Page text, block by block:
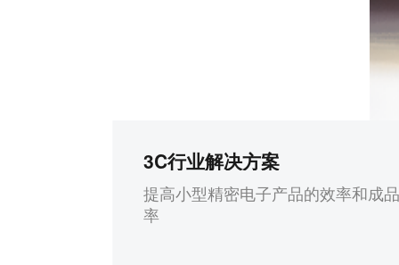
3C行业解决方案
提高小型精密电子产品的效率和成
率